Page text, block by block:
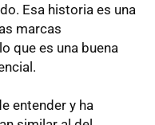
Esa historia es una
marcas
que es una buena
entender y ha